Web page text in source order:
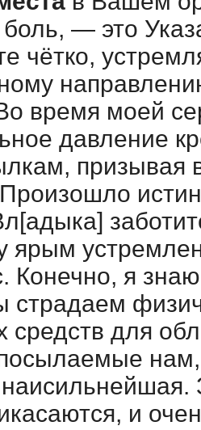
боль, — это
чётко,
время моей
давление
призывая
ярым
Конечно, я
страдаем
средств для
и